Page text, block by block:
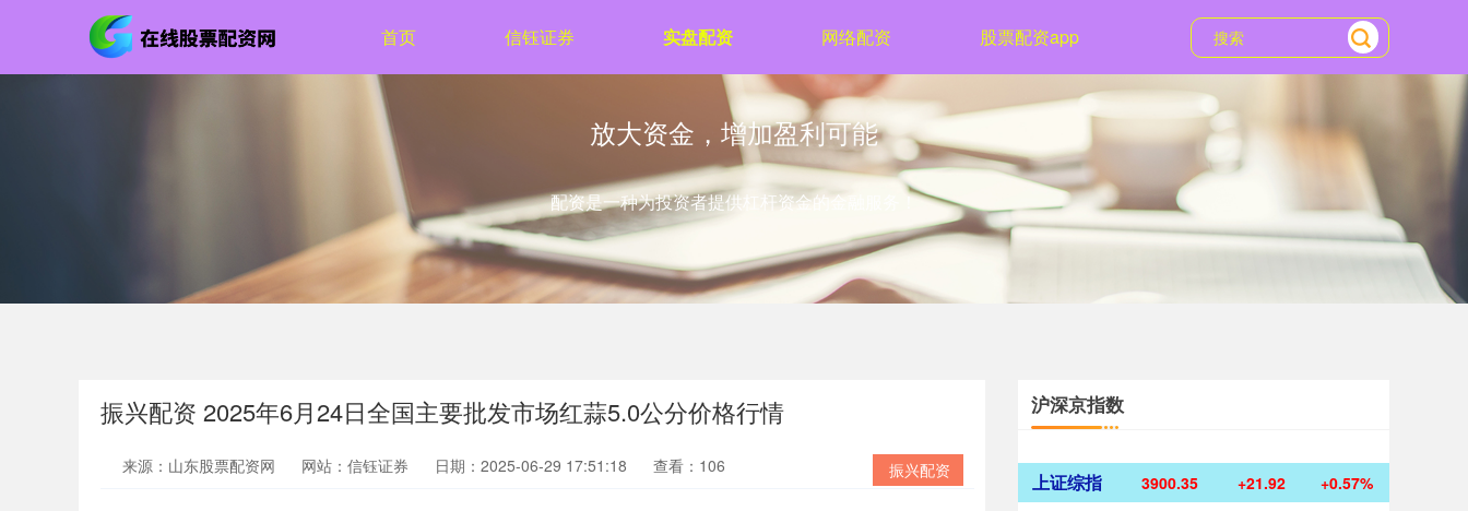
首页 信钰证券 实盘配资 网络配资 股票配资app
放大资金，增加盈利可能
配资是一种为投资者提供杠杆资金的金融服务！
振兴配资 2025年6月24日全国主要批发市场红蒜5.0公分价格行情
振兴配资
来源：山东股票配资网 网站：信钰证券 日期：2025-06-29 17:51:18 查看：106
沪深京指数
上证综指 3900.35 +21.92 +0.57%